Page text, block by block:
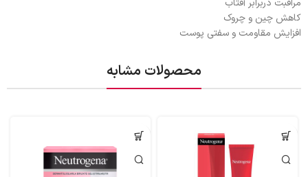
مراقبت دربرابر آفتاب
کاهش چین و چروک
افزایش مقاومت و سفتی پوست
محصولات مشابه